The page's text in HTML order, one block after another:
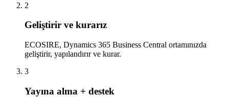
2
Geliştirir ve kurarız
ECOSIRE, Dynamics 365 Business Central ortamınızda
geliştirir, yapılandırır ve kurar.
3
Yayına alma + destek